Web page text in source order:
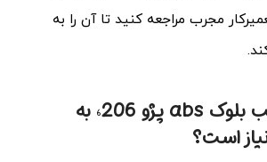
مجرب مراجعه کنید تا آن را به
آیا برای نصب بلوک abs پژو 206، به
است؟